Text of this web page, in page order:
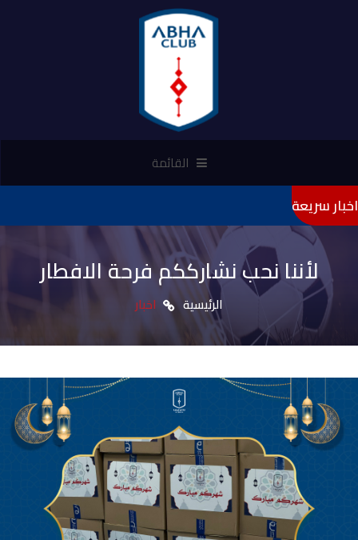
القائمة
اخبار سريعة
لأننا نحب نشارككم فرحة الافطار
الرئيسية اخبار